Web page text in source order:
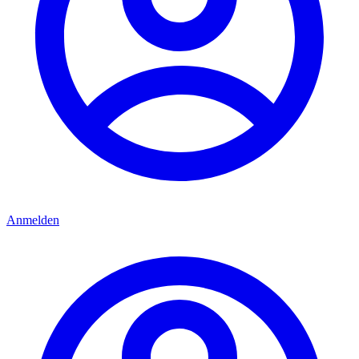
Anmelden